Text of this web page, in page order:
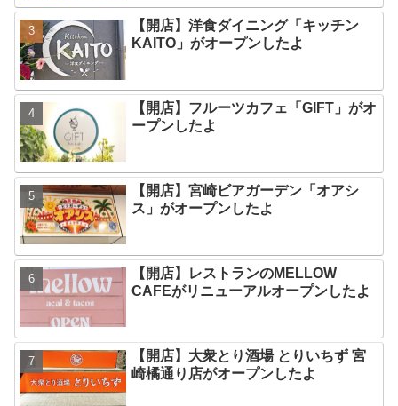
【開店】洋食ダイニング「キッチン
KAITO」がオープンしたよ
【開店】フルーツカフェ「GIFT」がオ
ープンしたよ
【開店】宮崎ビアガーデン「オアシ
ス」がオープンしたよ
【開店】レストランのMELLOW
CAFEがリニューアルオープンしたよ
【開店】大衆とり酒場 とりいちず 宮
崎橘通り店がオープンしたよ